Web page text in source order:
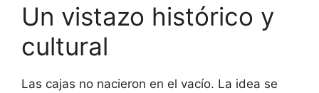
Un vistazo histórico y
cultural
Las cajas no nacieron en el vacío. La idea se